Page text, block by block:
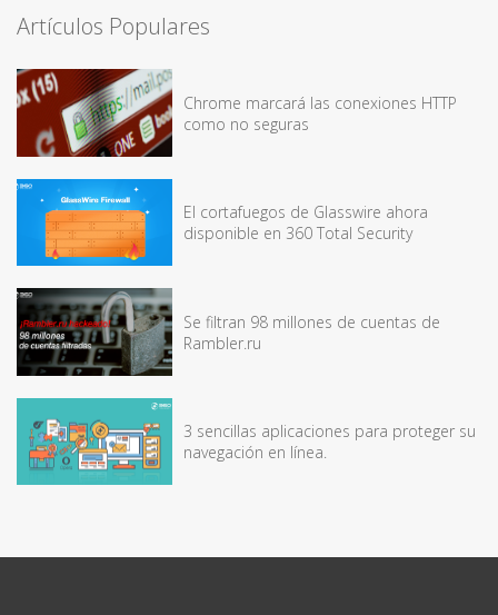
Artículos Populares
Chrome marcará las conexiones HTTP
como no seguras
El cortafuegos de Glasswire ahora
disponible en 360 Total Security
Se filtran 98 millones de cuentas de
Rambler.ru
3 sencillas aplicaciones para proteger su
navegación en línea.